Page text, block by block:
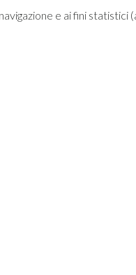
e ai fini statistici